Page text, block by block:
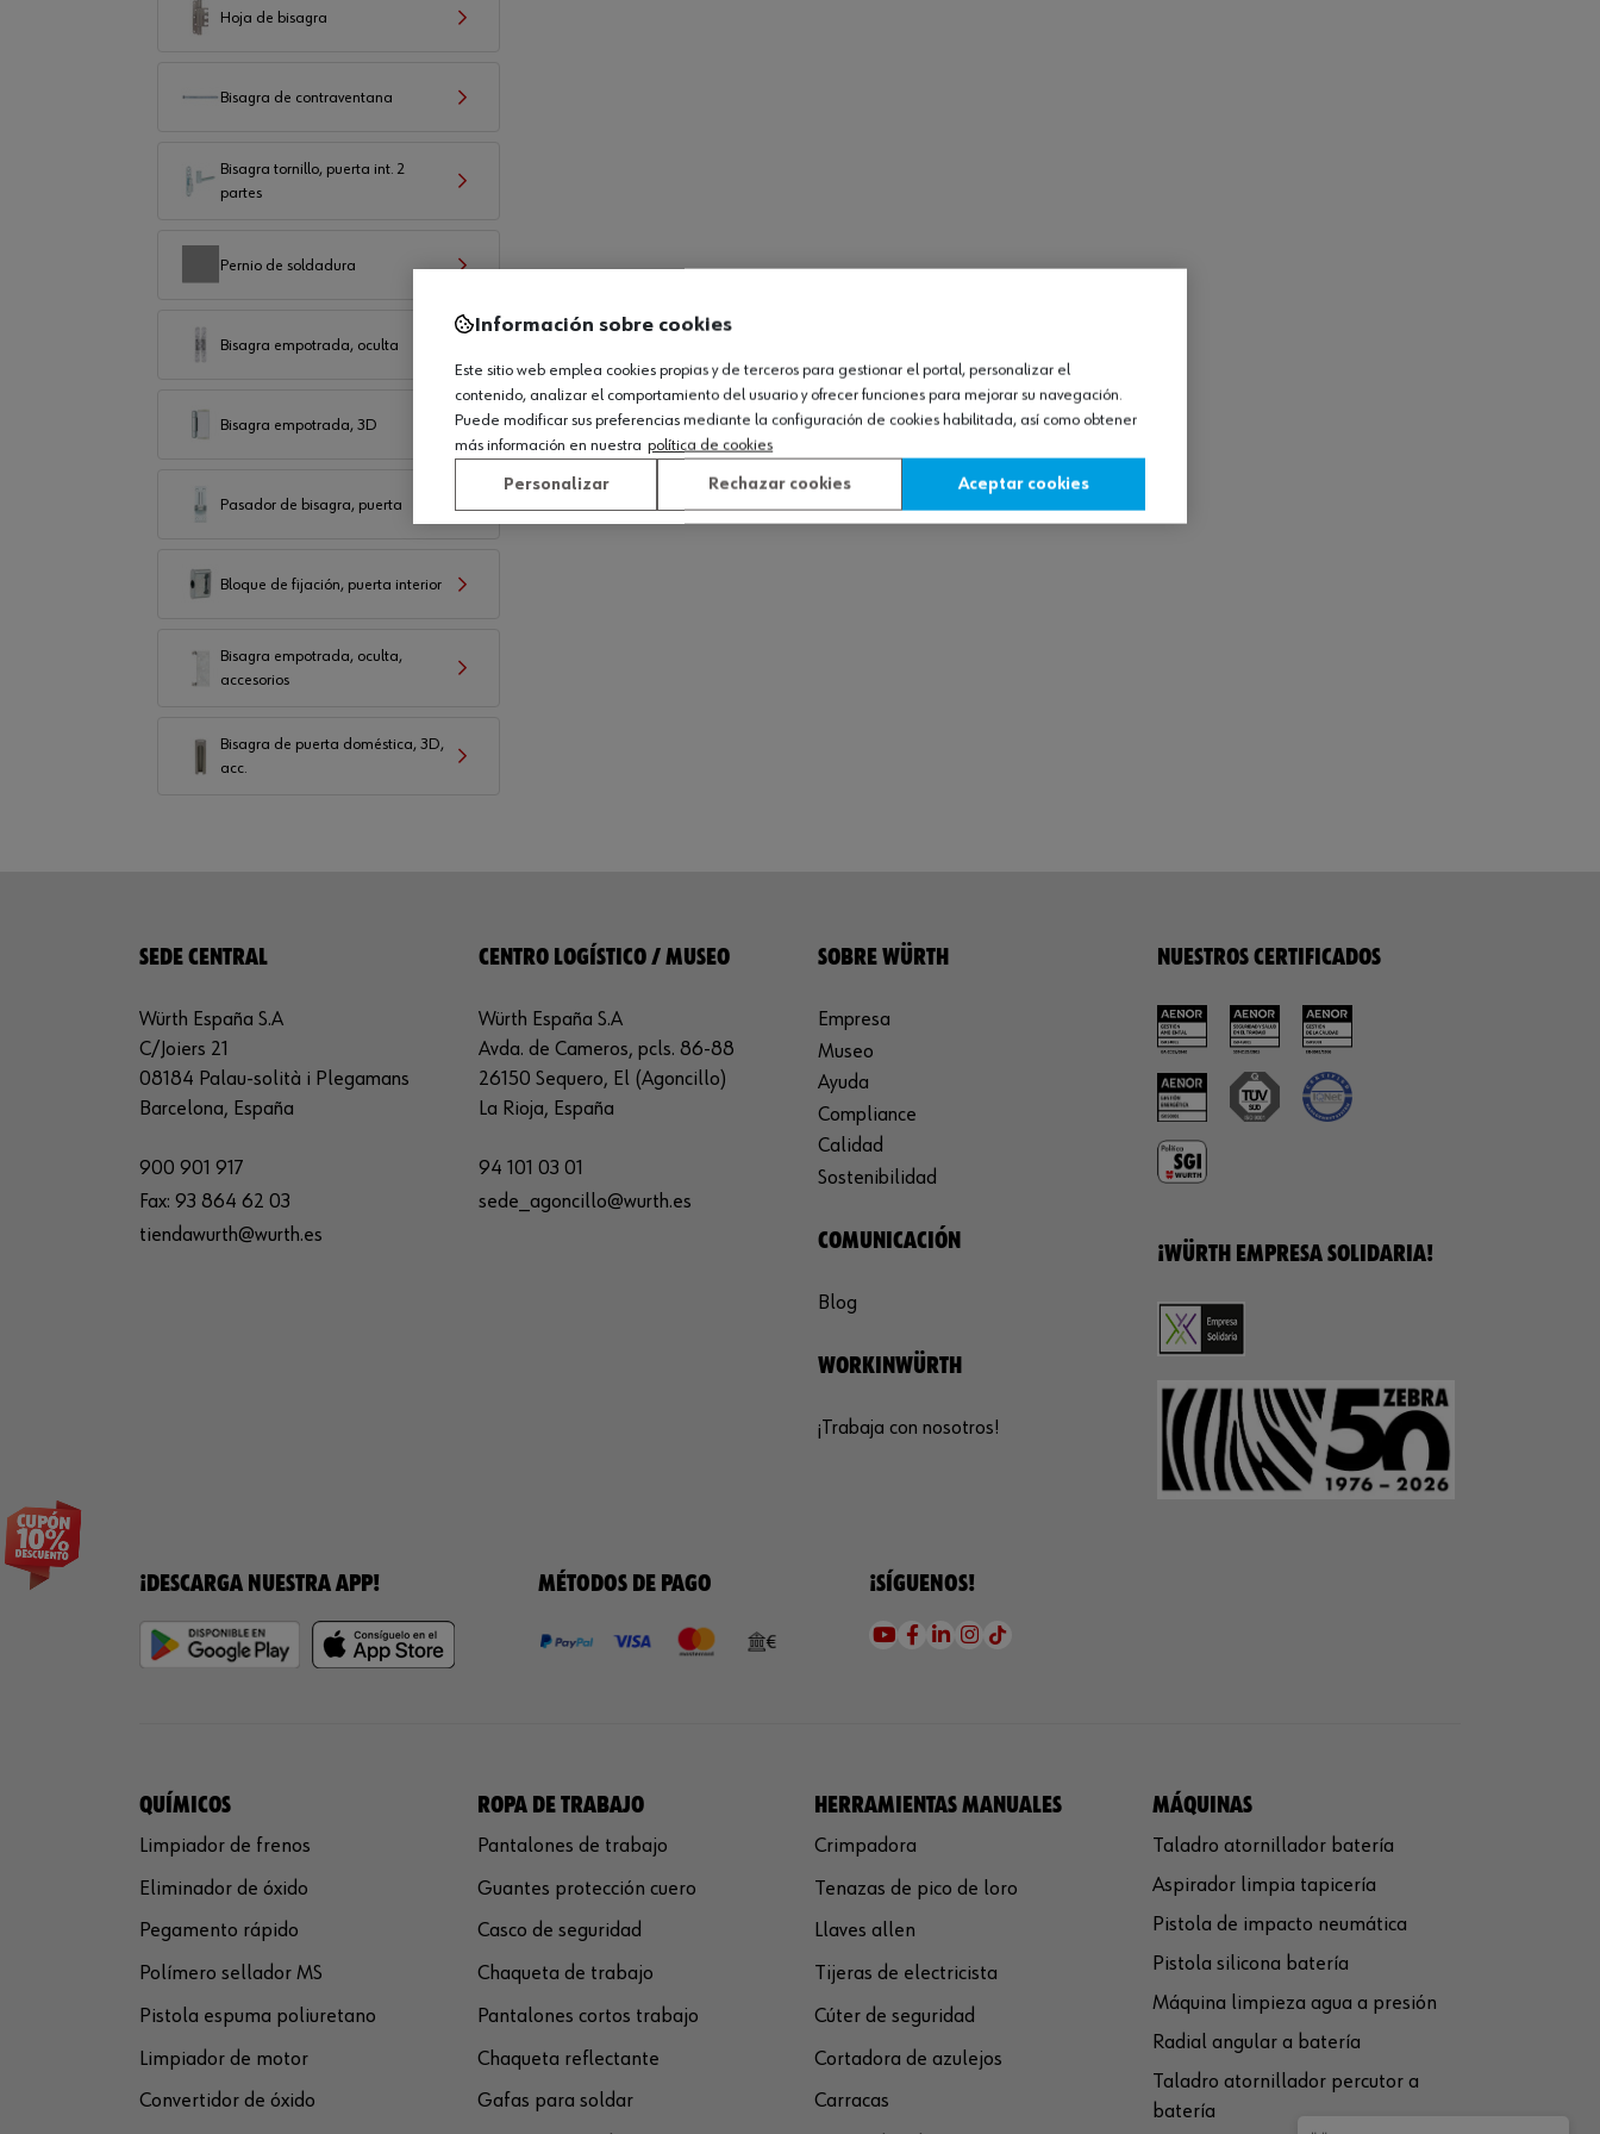
Hoja de bisagra
Bisagra de contraventana
Bisagra tornillo, puerta int. 2
partes
Pernio de soldadura
Bisagra empotrada, oculta
Bisagra empotrada, 3D
Pasador de bisagra, puerta
Bloque de fijación, puerta interior
Bisagra empotrada, oculta,
accesorios
Bisagra de puerta doméstica, 3D,
acc.
SEDE CENTRAL
Würth España S.A
C/Joiers 21
08184 Palau-solità i Plegamans
Barcelona, España
900 901 917
Fax: 93 864 62 03
tiendawurth@wurth.es
CENTRO LOGÍSTICO / MUSEO
Würth España S.A
Avda. de Cameros, pcls. 86-88
26150 Sequero, El (Agoncillo)
La Rioja, España
94 101 03 01
sede_agoncillo@wurth.es
SOBRE WÜRTH
Empresa
Museo
Ayuda
Compliance
Calidad
Sostenibilidad
COMUNICACIÓN
Blog
WORKINWÜRTH
¡Trabaja con nosotros!
NUESTROS CERTIFICADOS
¡WÜRTH EMPRESA SOLIDARIA!
¡DESCARGA NUESTRA APP! MÉTODOS DE PAGO ¡SÍGUENOS!
QUÍMICOS
Limpiador de frenos
Eliminador de óxido
Pegamento rápido
Polímero sellador MS
Pistola espuma poliuretano
Limpiador de motor
Convertidor de óxido
ROPA DE TRABAJO
Pantalones de trabajo
Guantes protección cuero
Casco de seguridad
Chaqueta de trabajo
Pantalones cortos trabajo
Chaqueta reflectante
Gafas para soldar
HERRAMIENTAS MANUALES
Crimpadora
Tenazas de pico de loro
Llaves allen
Tijeras de electricista
Cúter de seguridad
Cortadora de azulejos
Carracas
MÁQUINAS
Taladro atornillador batería
Aspirador limpia tapicería
Pistola de impacto neumática
Pistola silicona batería
Máquina limpieza agua a presión
Radial angular a batería
Taladro atornillador percutor a
batería
Información sobre cookies
Este sitio web emplea cookies propias y de terceros para gestionar el portal, personalizar el
contenido, analizar el comportamiento del usuario y ofrecer funciones para mejorar su navegación.
Puede modificar sus preferencias mediante la configuración de cookies habilitada, así como obtener
más información en nuestra política de cookies
Personalizar Rechazar cookies Aceptar cookies